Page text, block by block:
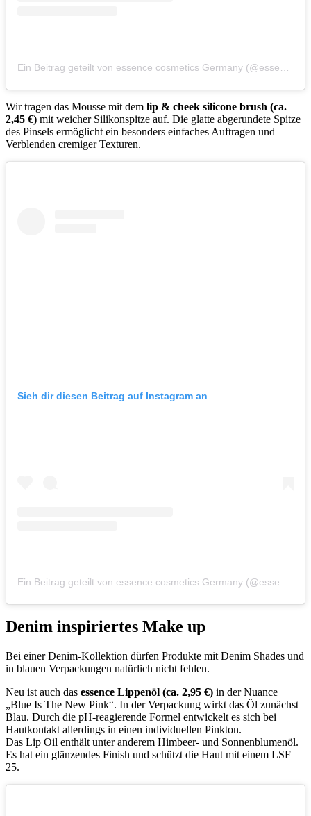
Ein Beitrag geteilt von essence cosmetics Germany (@essence.cosmetics.germany)
Wir tragen das Mousse mit dem lip & cheek silicone brush (ca.
2,45 €) mit weicher Silikonspitze auf. Die glatte abgerundete Spitze
des Pinsels ermöglicht ein besonders einfaches Auftragen und
Verblenden cremiger Texturen.
Sieh dir diesen Beitrag auf Instagram an
Denim inspiriertes Make up
Bei einer Denim-Kollektion dürfen Produkte mit Denim Shades und
in blauen Verpackungen natürlich nicht fehlen.
Neu ist auch das essence Lippenöl (ca. 2,95 €) in der Nuance
„Blue Is The New Pink“. In der Verpackung wirkt das Öl zunächst
Blau. Durch die pH-reagierende Formel entwickelt es sich bei
Hautkontakt allerdings in einen individuellen Pinkton.
Das Lip Oil enthält unter anderem Himbeer- und Sonnenblumenöl.
Es hat ein glänzendes Finish und schützt die Haut mit einem LSF
25.